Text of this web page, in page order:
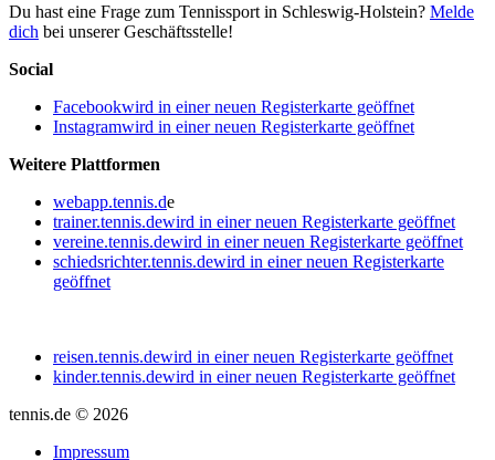
Du hast eine Frage zum Tennissport in Schleswig-Holstein? Melde
dich bei unserer Geschäftsstelle!
Social
Facebookwird in einer neuen Registerkarte geöffnet
Instagramwird in einer neuen Registerkarte geöffnet
Weitere Plattformen
webapp.tennis.de
trainer.tennis.dewird in einer neuen Registerkarte geöffnet
vereine.tennis.dewird in einer neuen Registerkarte geöffnet
schiedsrichter.tennis.dewird in einer neuen Registerkarte
geöffnet
reisen.tennis.dewird in einer neuen Registerkarte geöffnet
kinder.tennis.dewird in einer neuen Registerkarte geöffnet
tennis.de © 2026
Impressum